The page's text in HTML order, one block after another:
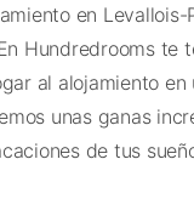
en
Hundredrooms te
al alojamiento en
unas ganas
de tus